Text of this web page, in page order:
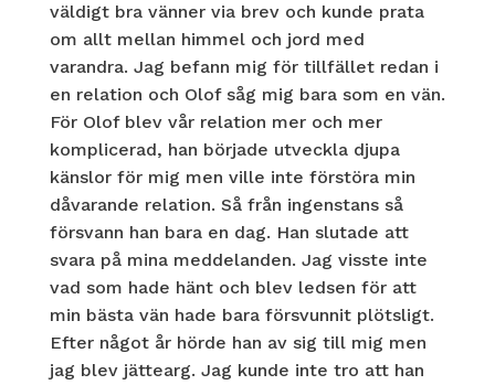
väldigt bra vänner via brev och kunde prata
om allt mellan himmel och jord med
varandra. Jag befann mig för tillfället redan i
en relation och Olof såg mig bara som en vän.
För Olof blev vår relation mer och mer
komplicerad, han började utveckla djupa
känslor för mig men ville inte förstöra min
dåvarande relation. Så från ingenstans så
försvann han bara en dag. Han slutade att
svara på mina meddelanden. Jag visste inte
vad som hade hänt och blev ledsen för att
min bästa vän hade bara försvunnit plötsligt.
Efter något år hörde han av sig till mig men
jag blev jättearg. Jag kunde inte tro att han